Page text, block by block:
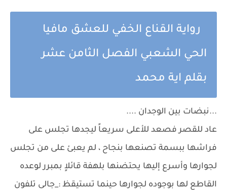
رواية القناع الخفي للعشق مافيا
الحي الشعبي الفصل الثامن عشر
بقلم اية محمد
...نبضات بين الوجدان ....
عاد للقصر فصعد للأعلى سريعاً ليجدها تجلس على
فراشها ببسمة تصنعها بنجاح ، لم يعبئ على من تجلس
لجوارها وأسرع إليها يحتضنها بلهفة قائلاٍ بمبرر لوعده
القاطع لها بوجوده لجوارها حينما تستيقظ :_جالى تلفون